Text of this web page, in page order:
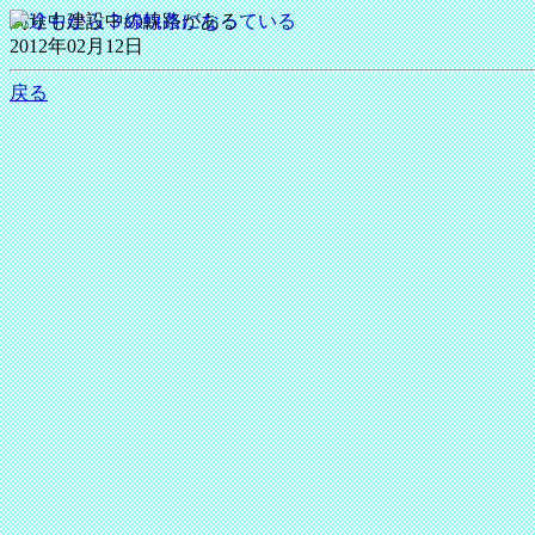
周りも建設中の線路がある
2012年02月12日
戻る